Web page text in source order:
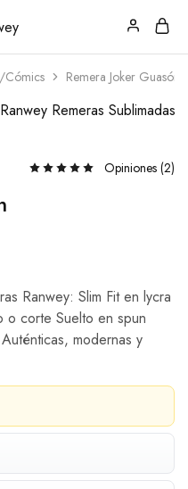
Cómics Remera Joker Guasón
Opiniones (2)
Ranwey: Slim Fit en lycra
o corte Suelto en spun
modernas y